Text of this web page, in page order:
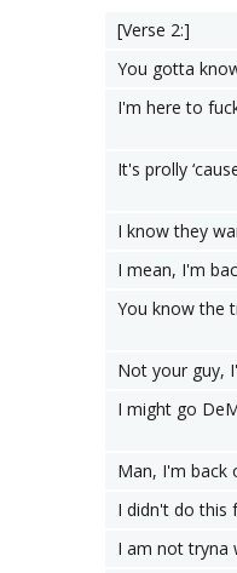
[Verse 2:]
You gotta
I'm here to
It's prolly
I know they
I mean, I'm
You know the
Not your guy,
I might go
Man, I'm back
I didn't do this
I am not tryna